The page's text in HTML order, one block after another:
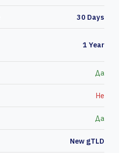
30 Days
1 Year
Да
Не
Да
New gTLD